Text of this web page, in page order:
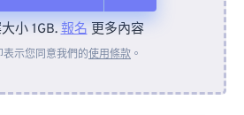
裝置
小 1GB.報名更多內容
示您同意我們的使用條款 。